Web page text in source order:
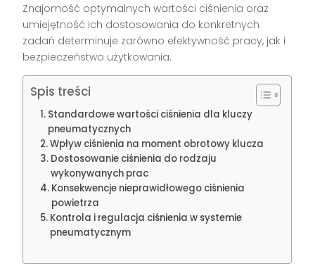
Znajomość optymalnych wartości ciśnienia oraz
umiejętność ich dostosowania do konkretnych
zadań determinuje zarówno efektywność pracy, jak i
bezpieczeństwo użytkowania.
Spis treści
Standardowe wartości ciśnienia dla kluczy
pneumatycznych
Wpływ ciśnienia na moment obrotowy klucza
Dostosowanie ciśnienia do rodzaju
wykonywanych prac
Konsekwencje nieprawidłowego ciśnienia
powietrza
Kontrola i regulacja ciśnienia w systemie
pneumatycznym